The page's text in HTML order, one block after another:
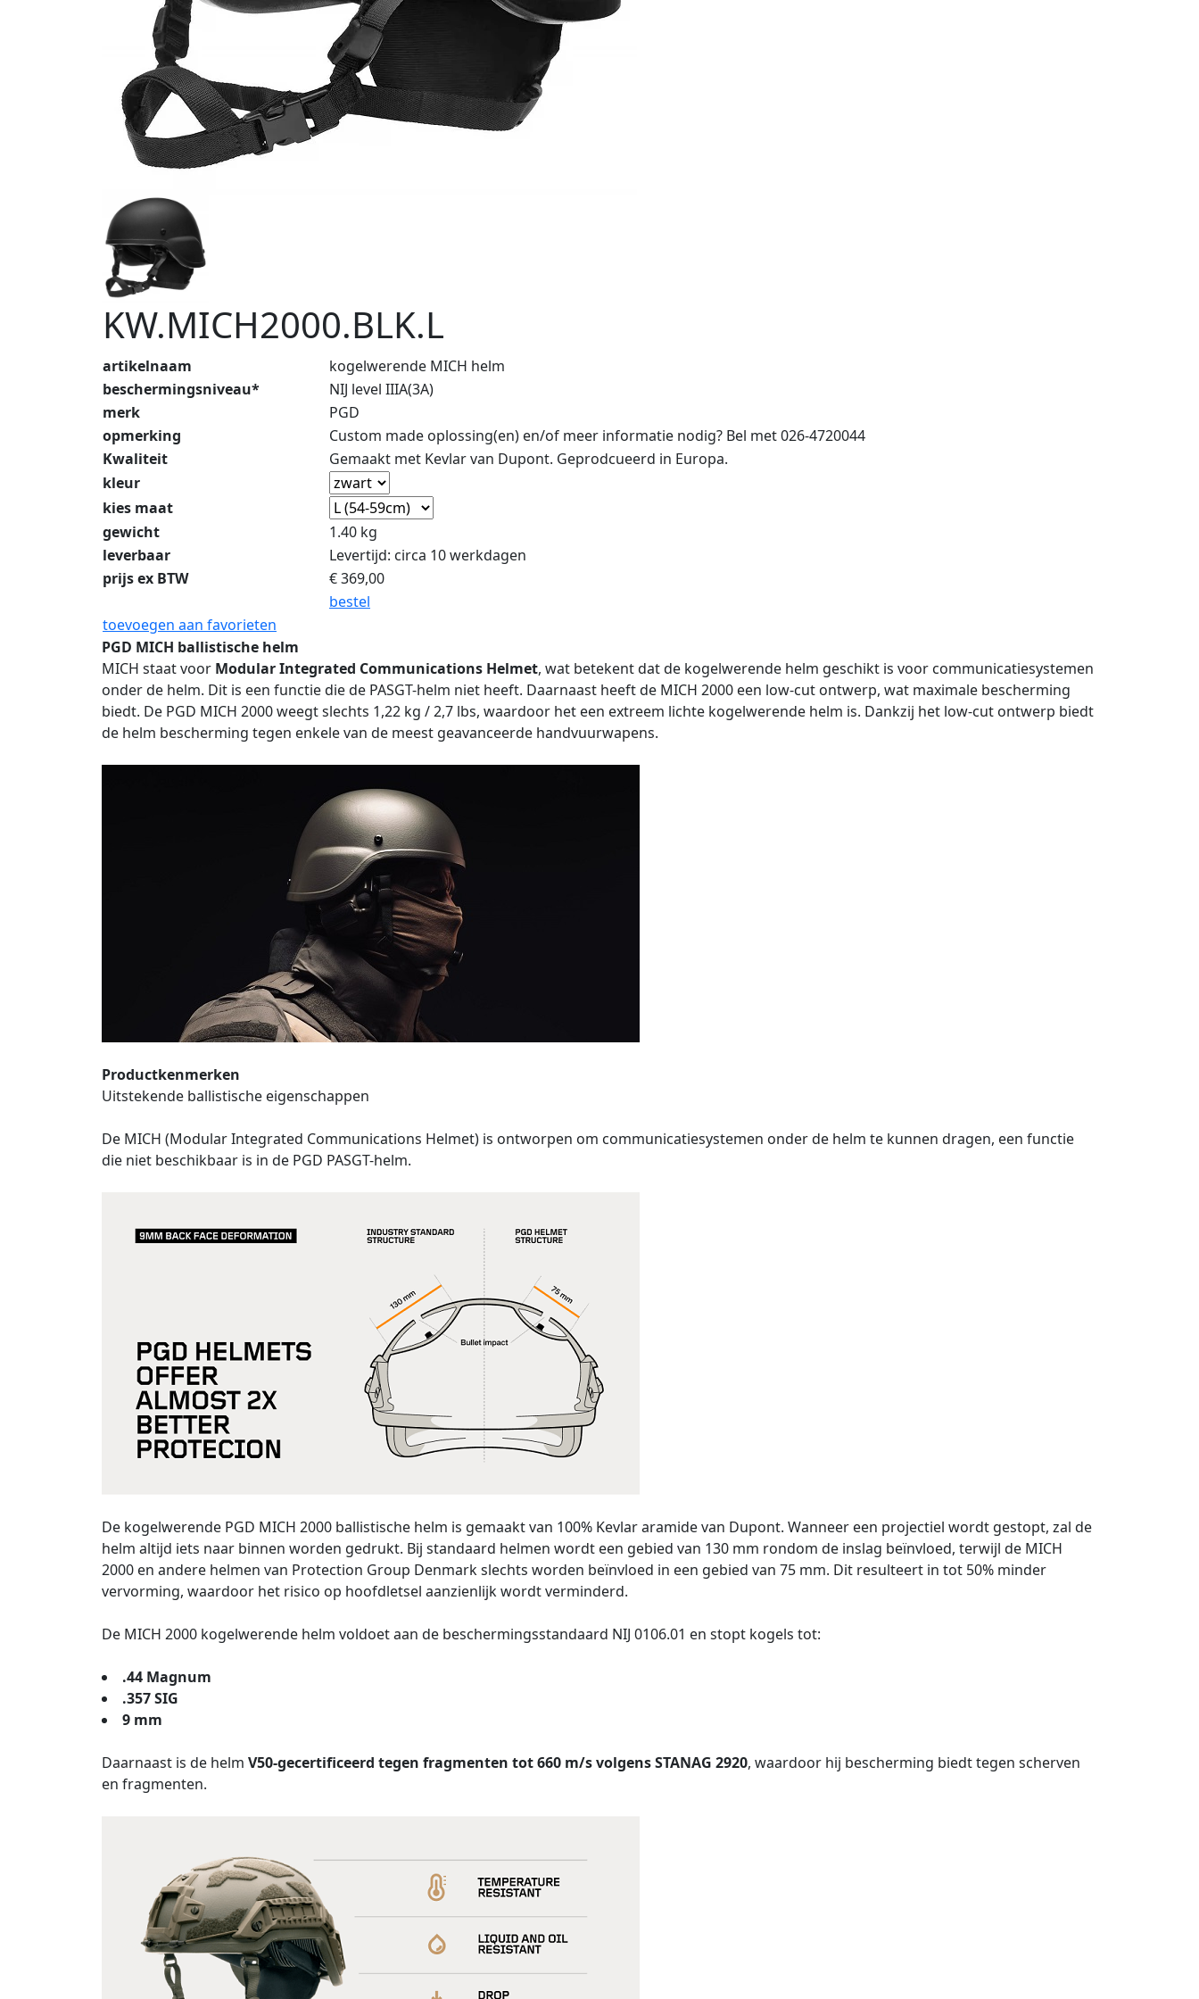
KW.MICH2000.BLK.L
artikelnaam
kogelwerende MICH helm
beschermingsniveau*
NIJ level IIIA(3A)
merk
PGD
opmerking
Custom made oplossing(en) en/of meer informatie nodig? Bel met 026-4720044
Kwaliteit
Gemaakt met Kevlar van Dupont. Geprodcueerd in Europa.
kleur
kies maat
gewicht
1.40 kg
leverbaar
Levertijd: circa 10 werkdagen
prijs ex BTW
€369,00
bestel
toevoegen aan favorieten
PGD MICH ballistische helm
MICH staat voor Modular Integrated Communications Helmet, wat betekent dat de kogelwerende helm geschikt is voor communicatiesystemen
onder de helm. Dit is een functie die de PASGT-helm niet heeft. Daarnaast heeft de MICH 2000 een low-cut ontwerp, wat maximale bescherming
biedt. De PGD MICH 2000 weegt slechts 1,22 kg / 2,7 lbs, waardoor het een extreem lichte kogelwerende helm is. Dankzij het low-cut ontwerp biedt
de helm bescherming tegen enkele van de meest geavanceerde handvuurwapens.
Productkenmerken
Uitstekende ballistische eigenschappen
De MICH (Modular Integrated Communications Helmet) is ontworpen om communicatiesystemen onder de helm te kunnen dragen, een functie
die niet beschikbaar is in de PGD PASGT-helm.
De kogelwerende PGD MICH 2000 ballistische helm is gemaakt van 100% Kevlar aramide van Dupont. Wanneer een projectiel wordt gestopt, zal de
helm altijd iets naar binnen worden gedrukt. Bij standaard helmen wordt een gebied van 130 mm rondom de inslag beïnvloed, terwijl de MICH
2000 en andere helmen van Protection Group Denmark slechts worden beïnvloed in een gebied van 75 mm. Dit resulteert in tot 50% minder
vervorming, waardoor het risico op hoofdletsel aanzienlijk wordt verminderd.
De MICH 2000 kogelwerende helm voldoet aan de beschermingsstandaard NIJ 0106.01 en stopt kogels tot:
.44 Magnum
.357 SIG
9 mm
Daarnaast is de helm V50-gecertificeerd tegen fragmenten tot 660 m/s volgens STANAG 2920, waardoor hij bescherming biedt tegen scherven
en fragmenten.